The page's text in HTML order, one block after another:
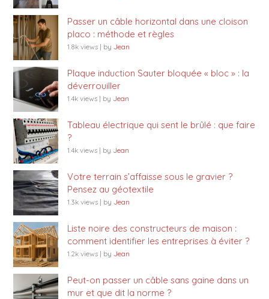
Passer un câble horizontal dans une cloison
placo : méthode et règles
1.8k views | by Jean
Plaque induction Sauter bloquée « bloc » : la
déverrouiller
1.4k views | by Jean
Tableau électrique qui sent le brûlé : que faire
?
1.4k views | by Jean
Votre terrain s’affaisse sous le gravier ?
Pensez au géotextile
1.3k views | by Jean
Liste noire des constructeurs de maison :
comment identifier les entreprises à éviter ?
1.2k views | by Jean
Peut-on passer un câble sans gaine dans un
mur et que dit la norme ?